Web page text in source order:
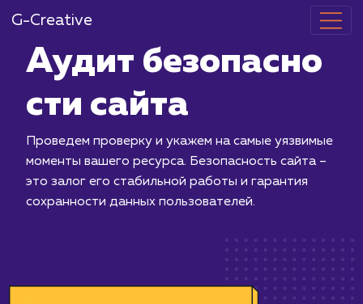
G-Creative
Аудит
сти сайта
Проведем проверку и укажем на